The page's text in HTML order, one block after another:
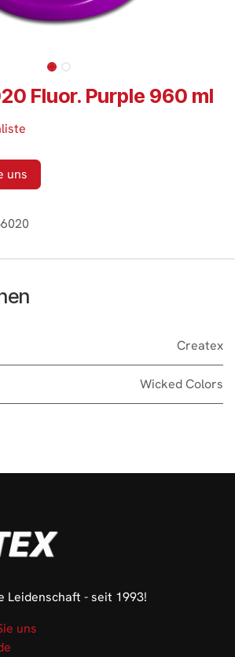
Fluor. Purple 960 ml
uns
Createx
Wicked Colors
Leidenschaft - seit 1993!
uns